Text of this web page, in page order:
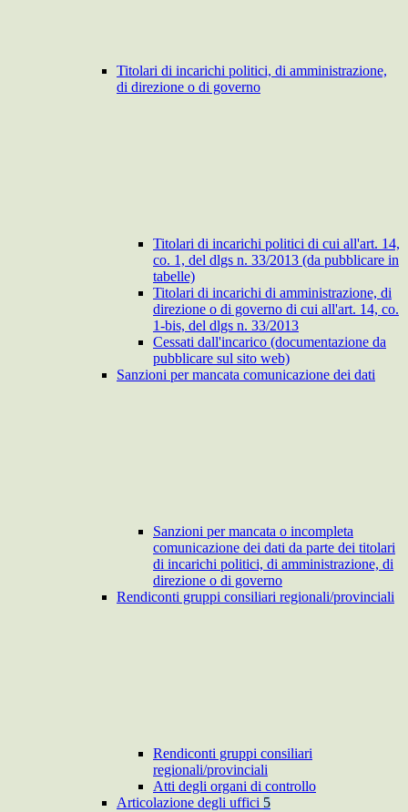
Titolari di incarichi politici, di amministrazione,
di direzione o di governo
Titolari di incarichi politici di cui all'art. 14,
co. 1, del dlgs n. 33/2013 (da pubblicare in
tabelle)
Titolari di incarichi di amministrazione, di
direzione o di governo di cui all'art. 14, co.
1-bis, del dlgs n. 33/2013
Cessati dall'incarico (documentazione da
pubblicare sul sito web)
Sanzioni per mancata comunicazione dei dati
Sanzioni per mancata o incompleta
comunicazione dei dati da parte dei titolari
di incarichi politici, di amministrazione, di
direzione o di governo
Rendiconti gruppi consiliari regionali/provinciali
Rendiconti gruppi consiliari
regionali/provinciali
Atti degli organi di controllo
Articolazione degli uffici 5